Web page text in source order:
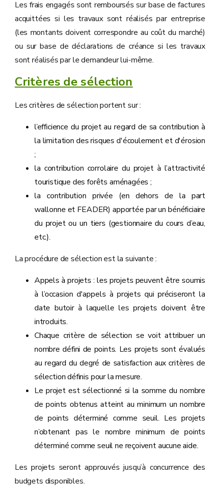
Les frais engagés sont remboursés sur base de factures
acquittées si les travaux sont réalisés par entreprise
(les montants doivent correspondre au coût du marché)
ou sur base de déclarations de créance si les travaux
sont réalisés par le demandeur lui-même.
Critères de sélection
Les critères de sélection portent sur :
l’efficience du projet au regard de sa contribution à
la limitation des risques d'écoulement et d'érosion
;
la contribution corrolaire du projet à l’attractivité
touristique des forêts aménagées ;
la contribution privée (en dehors de la part
wallonne et FEADER) apportée par un bénéficiaire
du projet ou un tiers (gestionnaire du cours d’eau,
etc.).
La procédure de sélection est la suivante :
Appels à projets : les projets peuvent être soumis
à l’occasion d'appels à projets qui préciseront la
date butoir à laquelle les projets doivent être
introduits.
Chaque critère de sélection se voit attribuer un
nombre défini de points. Les projets sont évalués
au regard du degré de satisfaction aux critères de
sélection définis pour la mesure.
Le projet est sélectionné si la somme du nombre
de points obtenus atteint au minimum un nombre
de points déterminé comme seuil. Les projets
n’obtenant pas le nombre minimum de points
déterminé comme seuil ne reçoivent aucune aide.
Les projets seront approuvés jusqu’à concurrence des
budgets disponibles.